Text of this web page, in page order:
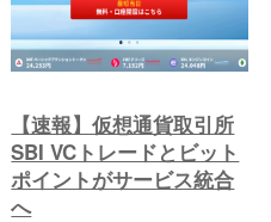
稿
へ
【速報】仮想通貨取引所
SBI VCトレードとビット
ポイントがサービス統合
へ